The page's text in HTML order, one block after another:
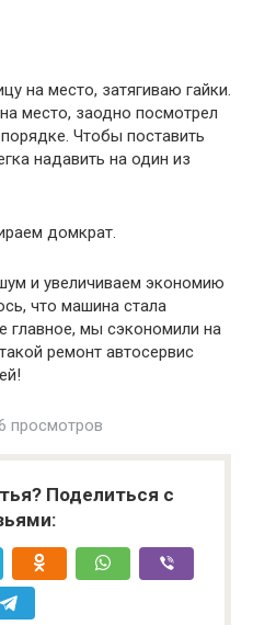
на место, затягиваю гайки.
место, заодно посмотрел
Чтобы поставить
надавить на один из
домкрат.
и увеличиваем экономию
что машина стала
главное, мы сэкономили на
ремонт автосервис
просмотров
Поделиться с